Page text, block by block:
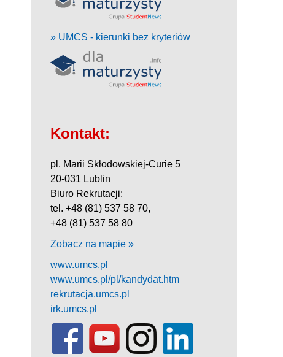
» UMCS - kierunki bez kryteriów
Kontakt:
pl. Marii Skłodowskiej-Curie 5
20-031 Lublin
Biuro Rekrutacji:
tel. +48 (81) 537 58 70,
+48 (81) 537 58 80
Zobacz na mapie »
www.umcs.pl
www.umcs.pl/pl/kandydat.htm
rekrutacja.umcs.pl
irk.umcs.pl